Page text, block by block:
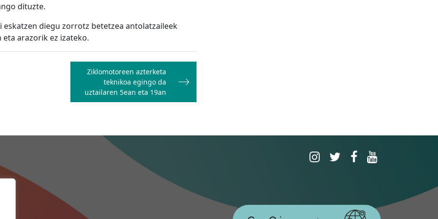
dituzte.
diegu zorrotz betetzea antolatzaileek
arazorik ez izateko.
Ziklomotoreen azterketa
teknikoa egingo da
uztailaren 5ean eta 19an